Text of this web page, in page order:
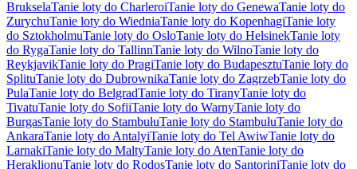
BrukselaTanie loty do CharleroiTanie loty do GenewaTanie loty do
ZurychuTanie loty do WiedniaTanie loty do KopenhagiTanie loty
do SztokholmuTanie loty do OsloTanie loty do HelsinekTanie loty
do RygaTanie loty do TallinnTanie loty do WilnoTanie loty do
ReykjavikTanie loty do PragiTanie loty do BudapesztuTanie loty do
SplituTanie loty do DubrownikaTanie loty do ZagrzebTanie loty do
PulaTanie loty do BelgradTanie loty do TiranyTanie loty do
TivatuTanie loty do SofiiTanie loty do WarnyTanie loty do
BurgasTanie loty do StambułuTanie loty do StambułuTanie loty do
AnkaraTanie loty do AntalyiTanie loty do Tel AwiwTanie loty do
LarnakiTanie loty do MaltyTanie loty do AtenTanie loty do
HeraklionuTanie loty do RodosTanie loty do SantoriniTanie loty do